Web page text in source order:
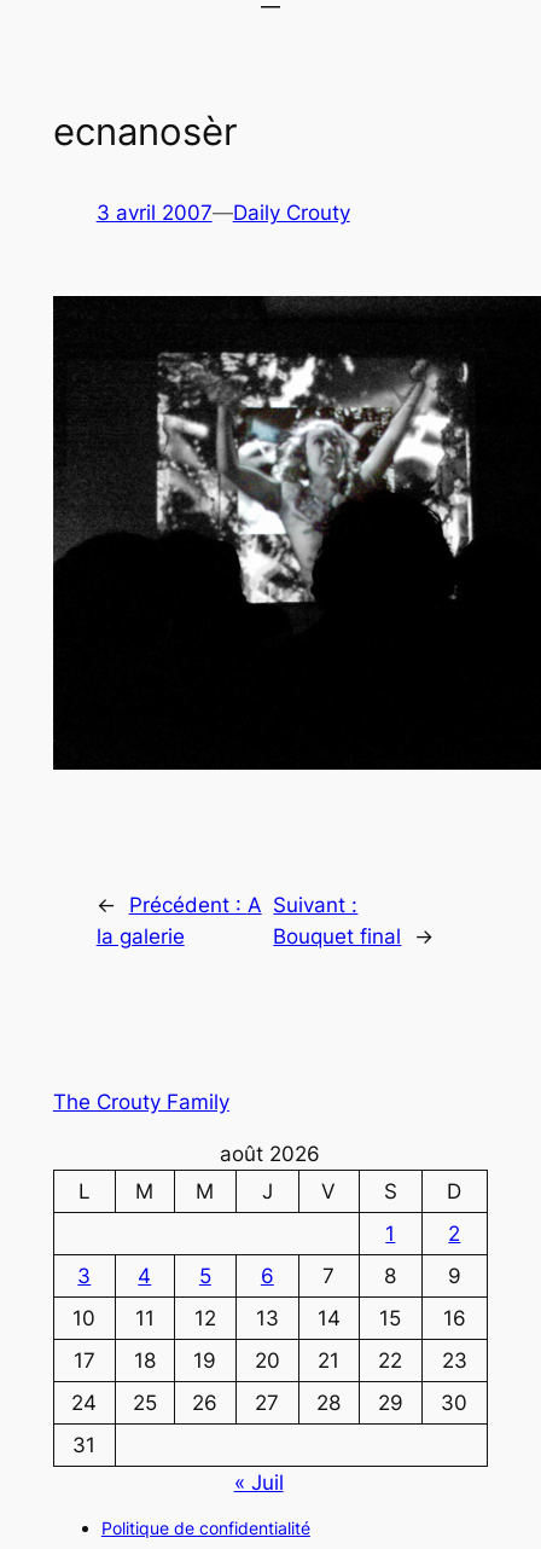
ecnanosèr
3 avril 2007—Daily Crouty
← Précédent : A
la galerie
Suivant :
Bouquet final
→
The Crouty Family
août 2026
L
M M J V S
D
1
2
3
4 5 6 7 8
9
10
11 12 13 14 15
16
17
18 19 20 21 22
23
24
25 26 27 28 29
30
31
« Juil
Politique de confidentialité